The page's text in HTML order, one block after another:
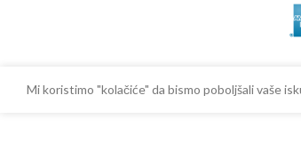
Mi koristimo "kolačiće" da bismo poboljšali vaše